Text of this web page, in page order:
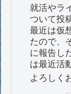
就活やラ
ついて投
最近は仮
たので、
に報告し
は最近活
よろしく